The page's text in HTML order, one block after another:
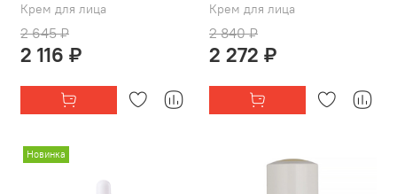
Крем для лица
2 645 ₽
2 116 ₽
Крем для лица
2 840 ₽
2 272 ₽
Новинка